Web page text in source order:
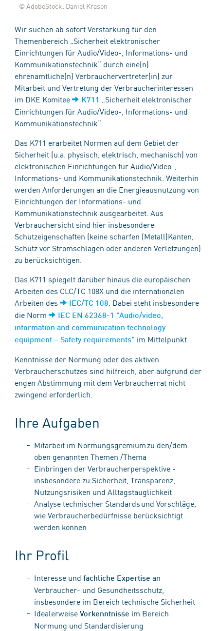
© AdobeStock: Daniel Krason
Wir suchen ab sofort Verstärkung für den
Themenbereich „Sicherheit elektronischer
Einrichtungen für Audio/Video-, Informations- und
Kommunikationstechnik“ durch eine(n)
ehrenamtliche(n) Verbrauchervertreter(in) zur
Mitarbeit und Vertretung der Verbraucherinteressen
im DKE Komitee
K711
„Sicherheit elektronischer
Einrichtungen für Audio/Video-, Informations- und
Kommunikationstechnik“.
Das K711 erarbeitet Normen auf dem Gebiet der
Sicherheit (u.a. physisch, elektrisch, mechanisch) von
elektronischen Einrichtungen für Audio/Video-,
Informations- und Kommunikationstechnik. Weiterhin
werden Anforderungen an die Energieausnutzung von
Einrichtungen der Informations- und
Kommunikationstechnik ausgearbeitet. Aus
Verbrauchersicht sind hier insbesondere
Schutzeigenschaften (keine scharfen (Metall)Kanten,
Schutz vor Stromschlägen oder anderen Verletzungen)
zu berücksichtigen.
Das K711 spiegelt darüber hinaus die europäischen
Arbeiten des CLC/TC 108X und die internationalen
Arbeiten des
IEC/TC 108 . Dabei steht insbesondere
die Norm
IEC EN 62368-1 "Audio/video,
information and communication technology
equipment – Safety requirements" im Mittelpunkt.
Kenntnisse der Normung oder des aktiven
Verbraucherschutzes sind hilfreich, aber aufgrund der
engen Abstimmung mit dem Verbraucherrat nicht
zwingend erforderlich.
Ihre Aufgaben
Mitarbeit im Normungsgremium zu den/dem
oben genannten Themen /Thema
Einbringen der Verbraucherperspektive -
insbesondere zu Sicherheit, Transparenz,
Nutzungsrisiken und Alltagstauglichkeit
Analyse technischer Standards und Vorschläge,
wie Verbraucherbedürfnisse berücksichtigt
werden können
Ihr Profil
Interesse und fachliche Expertise an
Verbraucher- und Gesundheitsschutz,
insbesondere im Bereich technische Sicherheit
Idealerweise Vorkenntnisse im Bereich
Normung und Standardisierung